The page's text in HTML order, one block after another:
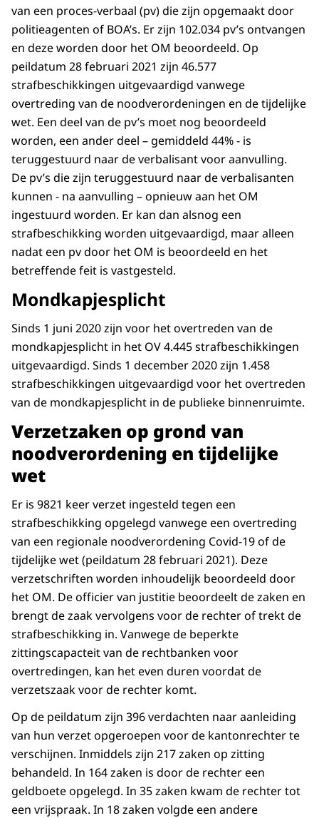
van een proces-verbaal (pv) die zijn opgemaakt door
politieagenten of BOA’s. Er zijn 102.034 pv’s ontvangen
en deze worden door het OM beoordeeld. Op
peildatum 28 februari 2021 zijn 46.577
strafbeschikkingen uitgevaardigd vanwege
overtreding van de noodverordeningen en de tijdelijke
wet. Een deel van de pv’s moet nog beoordeeld
worden, een ander deel – gemiddeld 44% - is
teruggestuurd naar de verbalisant voor aanvulling.
De pv’s die zijn teruggestuurd naar de verbalisanten
kunnen - na aanvulling – opnieuw aan het OM
ingestuurd worden. Er kan dan alsnog een
strafbeschikking worden uitgevaardigd, maar alleen
nadat een pv door het OM is beoordeeld en het
betreffende feit is vastgesteld.
Mondkapjesplicht
Sinds 1 juni 2020 zijn voor het overtreden van de
mondkapjesplicht in het OV 4.445 strafbeschikkingen
uitgevaardigd. Sinds 1 december 2020 zijn 1.458
strafbeschikkingen uitgevaardigd voor het overtreden
van de mondkapjesplicht in de publieke binnenruimte.
Verzetzaken op grond van
noodverordening en tijdelijke
wet
Er is 9821 keer verzet ingesteld tegen een
strafbeschikking opgelegd vanwege een overtreding
van een regionale noodverordening Covid-19 of de
tijdelijke wet (peildatum 28 februari 2021). Deze
verzetschriften worden inhoudelijk beoordeeld door
het OM. De officier van justitie beoordeelt de zaken en
brengt de zaak vervolgens voor de rechter of trekt de
strafbeschikking in. Vanwege de beperkte
zittingscapacteit van de rechtbanken voor
overtredingen, kan het even duren voordat de
verzetszaak voor de rechter komt.
Op de peildatum zijn 396 verdachten naar aanleiding
van hun verzet opgeroepen voor de kantonrechter te
verschijnen. Inmiddels zijn 217 zaken op zitting
behandeld. In 164 zaken is door de rechter een
geldboete opgelegd. In 35 zaken kwam de rechter tot
een vrijspraak. In 18 zaken volgde een andere